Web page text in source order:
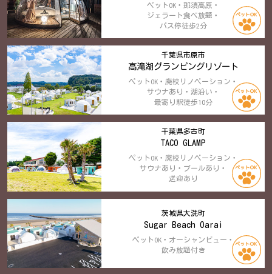
ペットOK・那須高原・
ジェラート食べ放題・
バス停徒歩2分
千葉県市原市
高滝湖グランピングリゾート
ペットOK・廃校リノベーション・
サウナあり・湖沿い・
最寄り駅徒歩10分
千葉県多古町
TACO GLAMP
ペットOK・廃校リノベーション・
サウナあり・プールあり・
送迎あり
茨城県大洗町
Sugar Beach Oarai
ペットOK・オーシャンビュー・
飲み放題付き